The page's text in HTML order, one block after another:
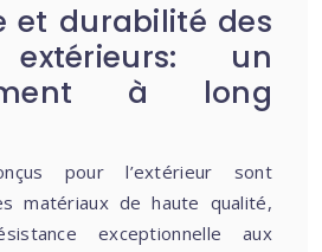
et durabilité des
un
à long
pour l’extérieur sont
matériaux de haute qualité,
exceptionnelle aux